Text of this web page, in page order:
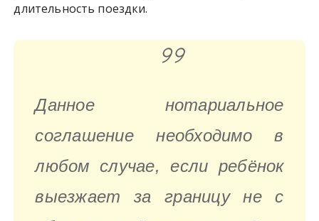
длительность поездки.
Данное нотариальное
соглашение необходимо в
любом случае, если ребёнок
выезжает за границу не с